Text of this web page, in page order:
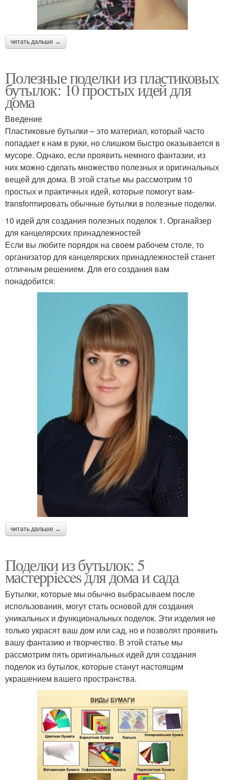
читать дальше →
Полезные поделки из пластиковых
бутылок: 10 простых идей для
дома
Введение
Пластиковые бутылки – это материал, который часто
попадает к нам в руки, но слишком быстро оказывается в
мусоре. Однако, если проявить немного фантазии, из
них можно сделать множество полезных и оригинальных
вещей для дома. В этой статье мы рассмотрим 10
простых и практичных идей, которые помогут вам-
transformировать обычные бутылки в полезные поделки.
10 идей для создания полезных поделок 1. Органайзер
для канцелярских принадлежностей
Если вы любите порядок на своем рабочем столе, то
организатор для канцелярских принадлежностей станет
отличным решением. Для его создания вам
понадобится:
читать дальше →
Поделки из бутылок: 5
мастерpieces для дома и сада
Бутылки, которые мы обычно выбрасываем после
использования, могут стать основой для создания
уникальных и функциональных поделок. Эти изделия не
только украсят ваш дом или сад, но и позволят проявить
вашу фантазию и творчество. В этой статье мы
рассмотрим пять оригинальных идей для создания
поделок из бутылок, которые станут настоящим
украшением вашего пространства.